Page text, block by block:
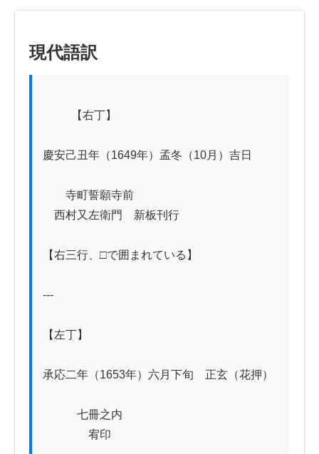
現代語訳
慶安己丑年（1649年）孟冬（10月）吉日
寺町誓願寺前
西村又左衛門　新板刊行
【右三行、□で囲まれている】
---
【左丁】
承応二年（1653年）六月下旬　正玄（花押）
七冊之内
宥印